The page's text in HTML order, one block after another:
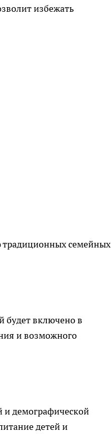
избежать
традиционных семейных
будет включено в
и возможного
и демографической
детей и